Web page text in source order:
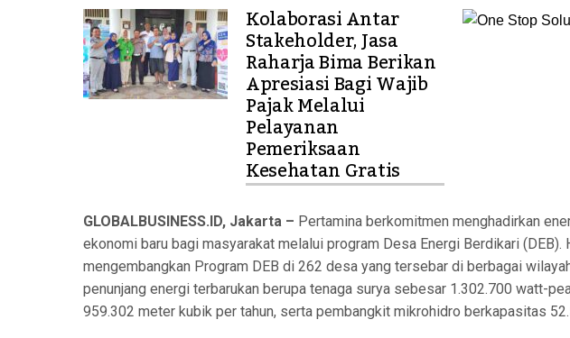
Kolaborasi Antar
Stakeholder, Jasa
Raharja Bima Berikan
Apresiasi Bagi Wajib
Pajak Melalui
Pelayanan
Pemeriksaan
Kesehatan Gratis
GLOBALBUSINESS.ID, Jakarta – Pertamina berkomitmen menghadirkan
ekonomi baru bagi masyarakat melalui program Desa Energi Berdikari
mengembangkan Program DEB di 262 desa yang tersebar di berbagai
penunjang energi terbarukan berupa tenaga surya sebesar 1.302.700 watt-
959.302 meter kubik per tahun, serta pembangkit mikrohidro berkapasitas